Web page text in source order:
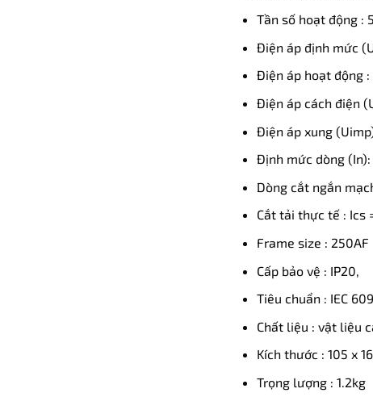
Tần số hoạt động :
Điện áp định mức
Điện áp hoạt động :
Điện áp cách điện
Điện áp xung
Định mức dòng (In):
Dòng cắt ngắn
Cắt tải thực tế : Ics
Frame size : 250AF
Cấp bảo vệ : IP20,
Tiêu chuẩn : IEC
Chất liệu : vật liệu
Kích thước : 105 x
Trọng lượng : 1.2kg